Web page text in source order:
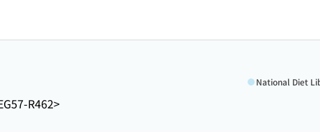
R462>
National Diet